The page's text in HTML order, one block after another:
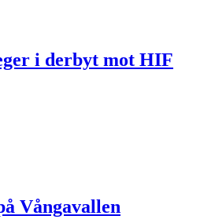
i derbyt mot HIF
Vångavallen